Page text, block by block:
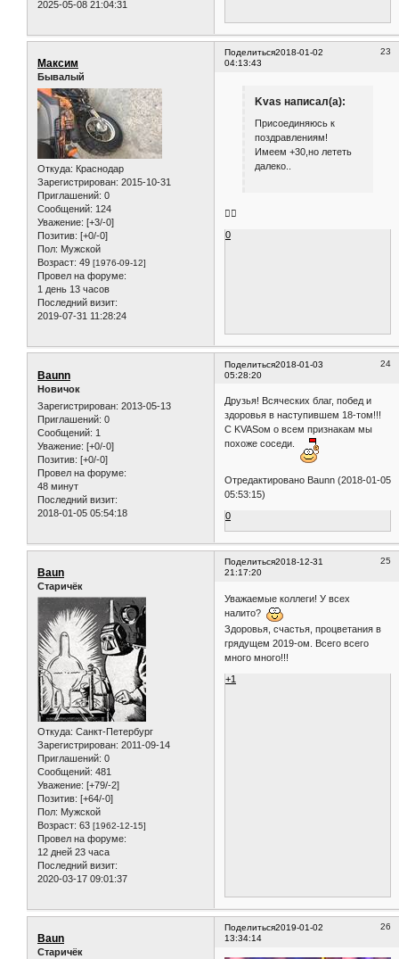
2025-05-08 21:04:31
Поделиться 23
2018-01-02
04:13:43
Максим
Бывалый
Откуда: Краснодар
Зарегистрирован: 2015-10-31
Приглашений: 0
Сообщений: 124
Уважение: [+3/-0]
Позитив: [+0/-0]
Пол: Мужской
Возраст: 49 [1976-09-12]
Провел на форуме:
1 день 13 часов
Последний визит:
2019-07-31 11:28:24
Kvas написал(а):
Присоединяюсь к
поздравлениям!
Имеем +30,но лететь
далеко..
👍🏼
0
Поделиться 24
2018-01-03
05:28:20
Baunn
Новичок
Зарегистрирован: 2013-05-13
Приглашений: 0
Сообщений: 1
Уважение: [+0/-0]
Позитив: [+0/-0]
Провел на форуме:
48 минут
Последний визит:
2018-01-05 05:54:18
Друзья! Всяческих благ, побед и
здоровья в наступившем 18-том!!!
С KVASом о всем признакам мы
похоже соседи.
Отредактировано Baunn (2018-01-05
05:53:15)
0
Поделиться 25
2018-12-31
21:17:20
Baun
Старичёк
Откуда: Санкт-Петербург
Зарегистрирован: 2011-09-14
Приглашений: 0
Сообщений: 481
Уважение: [+79/-2]
Позитив: [+64/-0]
Пол: Мужской
Возраст: 63 [1962-12-15]
Провел на форуме:
12 дней 23 часа
Последний визит:
2020-03-17 09:01:37
Уважаемые коллеги! У всех
налито?
Здоровья, счастья, процветания в
грядущем 2019-ом. Всего всего
много много!!!
+1
Поделиться 26
2019-01-02
13:34:14
Baun
Старичёк